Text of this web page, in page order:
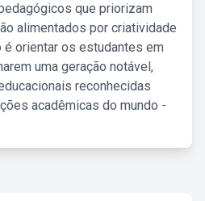
que priorizam
alimentados por criatividade
é orientar os estudantes em
uma geração notável,
reconhecidas
acadêmicas do mundo -